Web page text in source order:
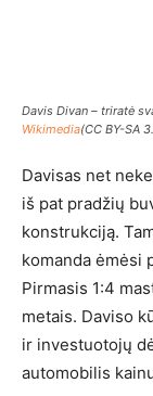
Davis Divan – triratė
Wikimedia(CC BY-SA
Davisas net
iš pat pradžių
konstrukciją.
komanda ėmėsi
Pirmasis 1:4
metais. Daviso
ir investuotojų
automobilis